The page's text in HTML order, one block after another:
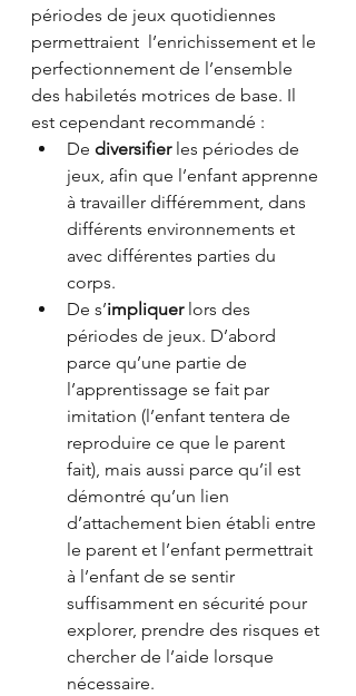
périodes de jeux quotidiennes
permettraient  l’enrichissement et le
perfectionnement de l’ensemble
des habiletés motrices de base. Il
est cependant recommandé :
De diversifier les périodes de
jeux, afin que l’enfant apprenne
à travailler différemment, dans
différents environnements et
avec différentes parties du
corps.
De s’impliquer lors des
périodes de jeux. D’abord
parce qu’une partie de
l’apprentissage se fait par
imitation (l’enfant tentera de
reproduire ce que le parent
fait), mais aussi parce qu’il est
démontré qu’un lien
d’attachement bien établi entre
le parent et l’enfant permettrait
à l’enfant de se sentir
suffisamment en sécurité pour
explorer, prendre des risques et
chercher de l’aide lorsque
nécessaire.